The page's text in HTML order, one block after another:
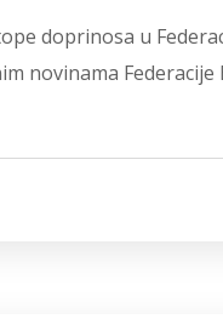
doprinosa u
novinama Federacije